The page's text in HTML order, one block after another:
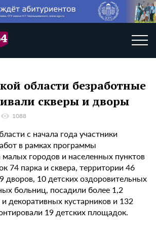
области безработные
скверы и дворы
1088
с начала года участники
в рамках программы
малых городов и населенных пунктов
74 парка и сквера, территории 46
дворов, 10 детских оздоровительных
больниц, посадили более 1,2
декоративных кустарников и 132
19 детских площадок.